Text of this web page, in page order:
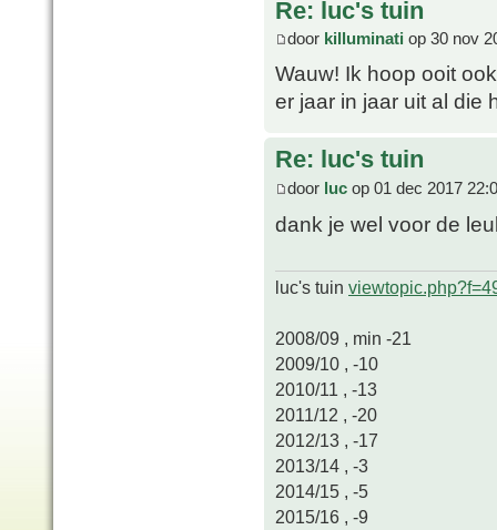
Re: luc's tuin
door killuminati op 30 nov
Wauw! Ik hoop ooit
er jaar in jaar uit al die
Re: luc's tuin
door luc op 01 dec 2017
dank je wel voor de
luc's tuin
2008/09 , min -21
2009/10 , -10
2010/11 , -13
2011/12 , -20
2012/13 , -17
2013/14 , -3
2014/15 , -5
2015/16 , -9